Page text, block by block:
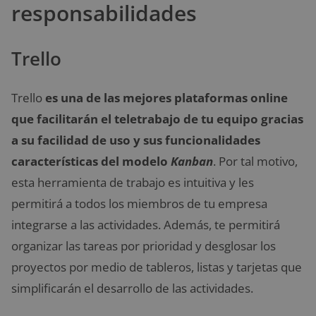
responsabilidades
Trello
Trello es una de las mejores plataformas online
que facilitarán el teletrabajo de tu equipo gracias
a su facilidad de uso y sus funcionalidades
características del modelo Kanban. Por tal motivo,
esta herramienta de trabajo es intuitiva y les
permitirá a todos los miembros de tu empresa
integrarse a las actividades. Además, te permitirá
organizar las tareas por prioridad y desglosar los
proyectos por medio de tableros, listas y tarjetas que
simplificarán el desarrollo de las actividades.